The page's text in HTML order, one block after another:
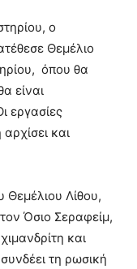
ο
Θεμέλιο
όπου θα
είναι
εργασίες
και
Θεμέλιου Λίθου,
Όσιο Σεραφείμ,
και
τη ρωσική